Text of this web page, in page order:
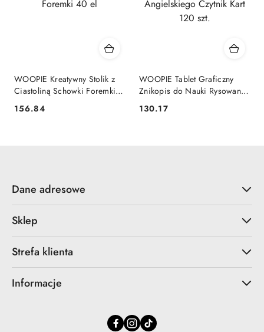
WOOPIE Kreatywny Stolik z
Ciastoliną Schowki Foremki
Cena:
156.84
WOOPIE Tablet Graficzny
Znikopis do Nauki Rysowania
120 szt.
Cena:
130.17
Dane adresowe
Sklep
Strefa klienta
Informacje